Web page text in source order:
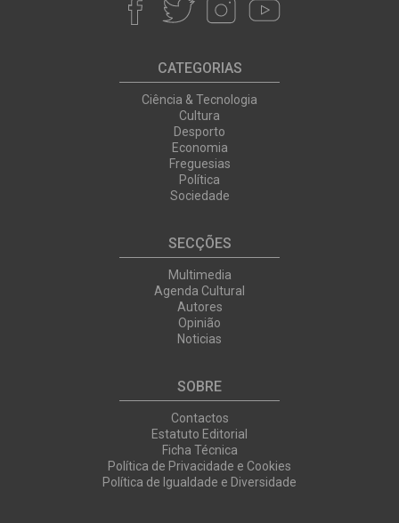
CATEGORIAS
Ciência & Tecnologia
Cultura
Desporto
Economia
Freguesias
Política
Sociedade
SECÇÕES
Multimedia
Agenda Cultural
Autores
Opinião
Noticias
SOBRE
Contactos
Estatuto Editorial
Ficha Técnica
Política de Privacidade e Cookies
Política de Igualdade e Diversidade